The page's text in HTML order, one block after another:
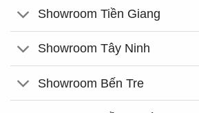
Showroom Tiền Giang
Showroom Tây Ninh
Showroom Bến Tre